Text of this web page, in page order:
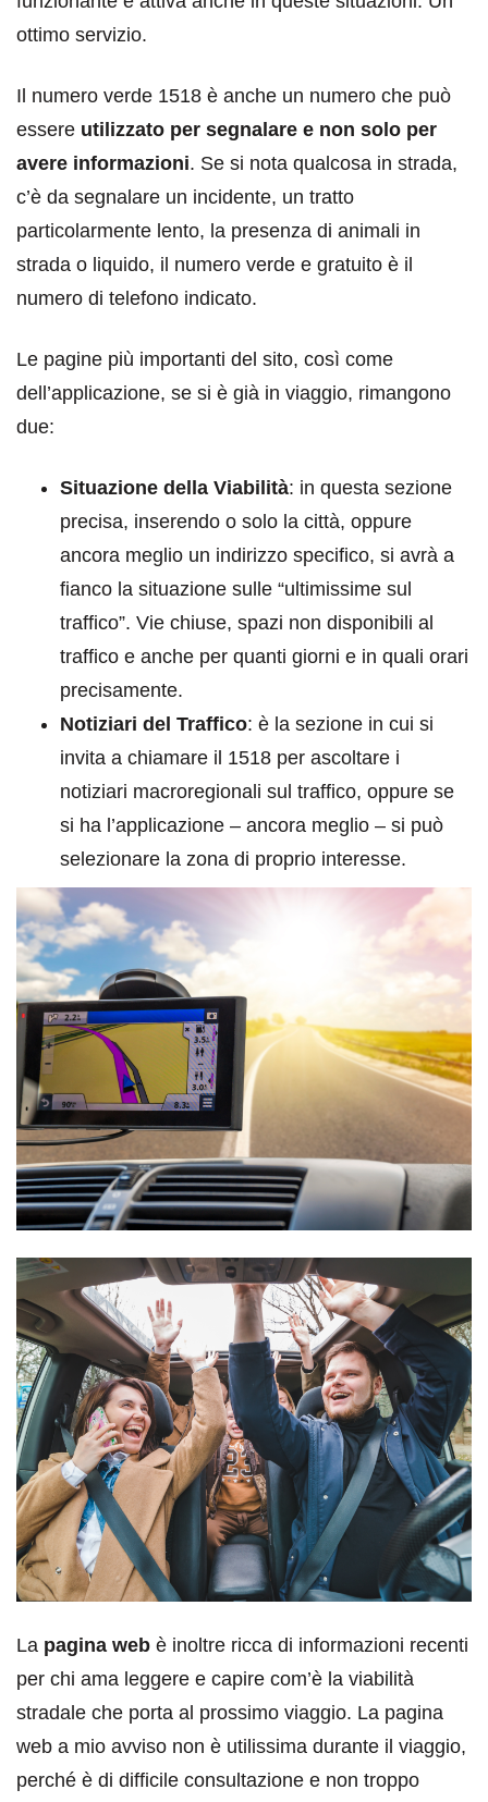
ottimo servizio.
Il numero verde 1518 è anche un numero che può
essere utilizzato per segnalare e non solo per
avere informazioni. Se si nota qualcosa in strada,
c’è da segnalare un incidente, un tratto
particolarmente lento, la presenza di animali in
strada o liquido, il numero verde e gratuito è il
numero di telefono indicato.
Le pagine più importanti del sito, così come
dell’applicazione, se si è già in viaggio, rimangono
due:
Situazione della Viabilità: in questa sezione
precisa, inserendo o solo la città, oppure
ancora meglio un indirizzo specifico, si avrà a
fianco la situazione sulle “ultimissime sul
traffico”. Vie chiuse, spazi non disponibili al
traffico e anche per quanti giorni e in quali orari
precisamente.
Notiziari del Traffico: è la sezione in cui si
invita a chiamare il 1518 per ascoltare i
notiziari macroregionali sul traffico, oppure se
si ha l’applicazione – ancora meglio – si può
selezionare la zona di proprio interesse.
La pagina web è inoltre ricca di informazioni recenti
per chi ama leggere e capire com’è la viabilità
stradale che porta al prossimo viaggio. La pagina
web a mio avviso non è utilissima durante il viaggio,
perché è di difficile consultazione e non troppo